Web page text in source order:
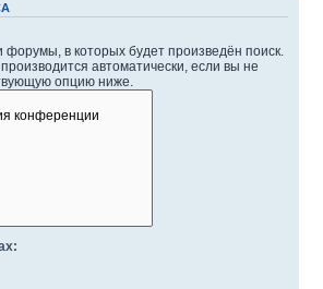
в которых будет произведён поиск.
автоматически, если вы не
опцию ниже.